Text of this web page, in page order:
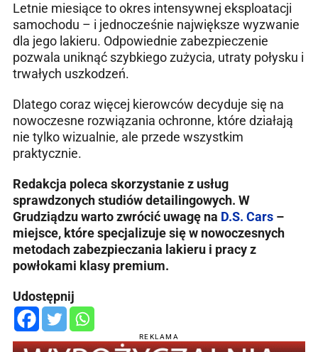
Letnie miesiące to okres intensywnej eksploatacji
samochodu – i jednocześnie największe wyzwanie
dla jego lakieru. Odpowiednie zabezpieczenie
pozwala uniknąć szybkiego zużycia, utraty połysku i
trwałych uszkodzeń.
Dlatego coraz więcej kierowców decyduje się na
nowoczesne rozwiązania ochronne, które działają
nie tylko wizualnie, ale przede wszystkim
praktycznie.
Redakcja poleca skorzystanie z usług
sprawdzonych studiów detailingowych. W
Grudziądzu warto zwrócić uwagę na D.S. Cars –
miejsce, które specjalizuje się w nowoczesnych
metodach zabezpieczania lakieru i pracy z
powłokami klasy premium.
Udostępnij
REKLAMA